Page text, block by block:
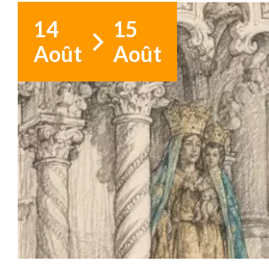
14
Août
15
Août